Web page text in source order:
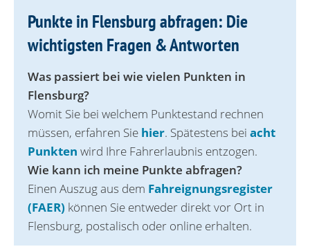
Punkte in Flensburg abfragen: Die
wichtigsten Fragen & Antworten
Was passiert bei wie vielen Punkten in
Flensburg?
Womit Sie bei welchem Punktestand rechnen
müssen, erfahren Sie hier. Spätestens bei acht
Punkten wird Ihre Fahrerlaubnis entzogen.
Wie kann ich meine Punkte abfragen?
Einen Auszug aus dem Fahreignungsregister
(FAER) können Sie entweder direkt vor Ort in
Flensburg, postalisch oder online erhalten.